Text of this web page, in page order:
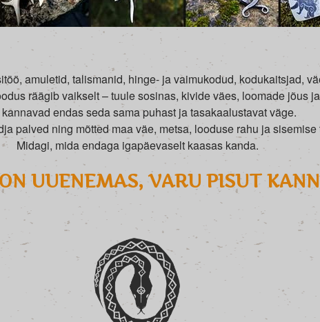
amuletid, talismanid, hinge- ja vaimukodud, kodukaitsjad,
räägib vaikselt – tuule sosinas, kivide väes, loomade jõus
endas seda sama puhast ja tasakaalustavat väge.
palved ning mõtted maa väe, metsa, looduse rahu ja sisemise
Midagi, mida endaga igapäevaselt kaasas kanda.
UUENEMAS, VARU PISUT